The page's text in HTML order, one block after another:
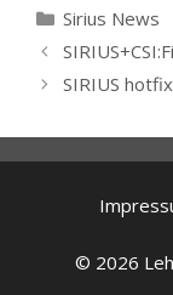
Categories
Sirius News
SIRIUS hotfix
© 2026